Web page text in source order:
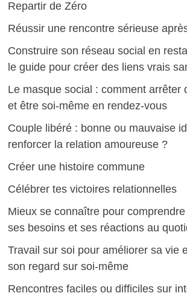
Repartir de Zéro
Réussir une rencontre sérieuse
Construire son réseau social en
le guide pour créer des liens vrais
Le masque social : comment arrêter
et être soi-même en rendez-vous
Couple libéré : bonne ou mauvaise
renforcer la relation amoureuse ?
Créer une histoire commune
Célébrer tes victoires relationnelles
Mieux se connaître pour
ses besoins et ses réactions au
Travail sur soi pour améliorer sa vie
son regard sur soi-même
Rencontres faciles ou difficiles sur